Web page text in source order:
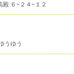
６−２４−１２
うゆう